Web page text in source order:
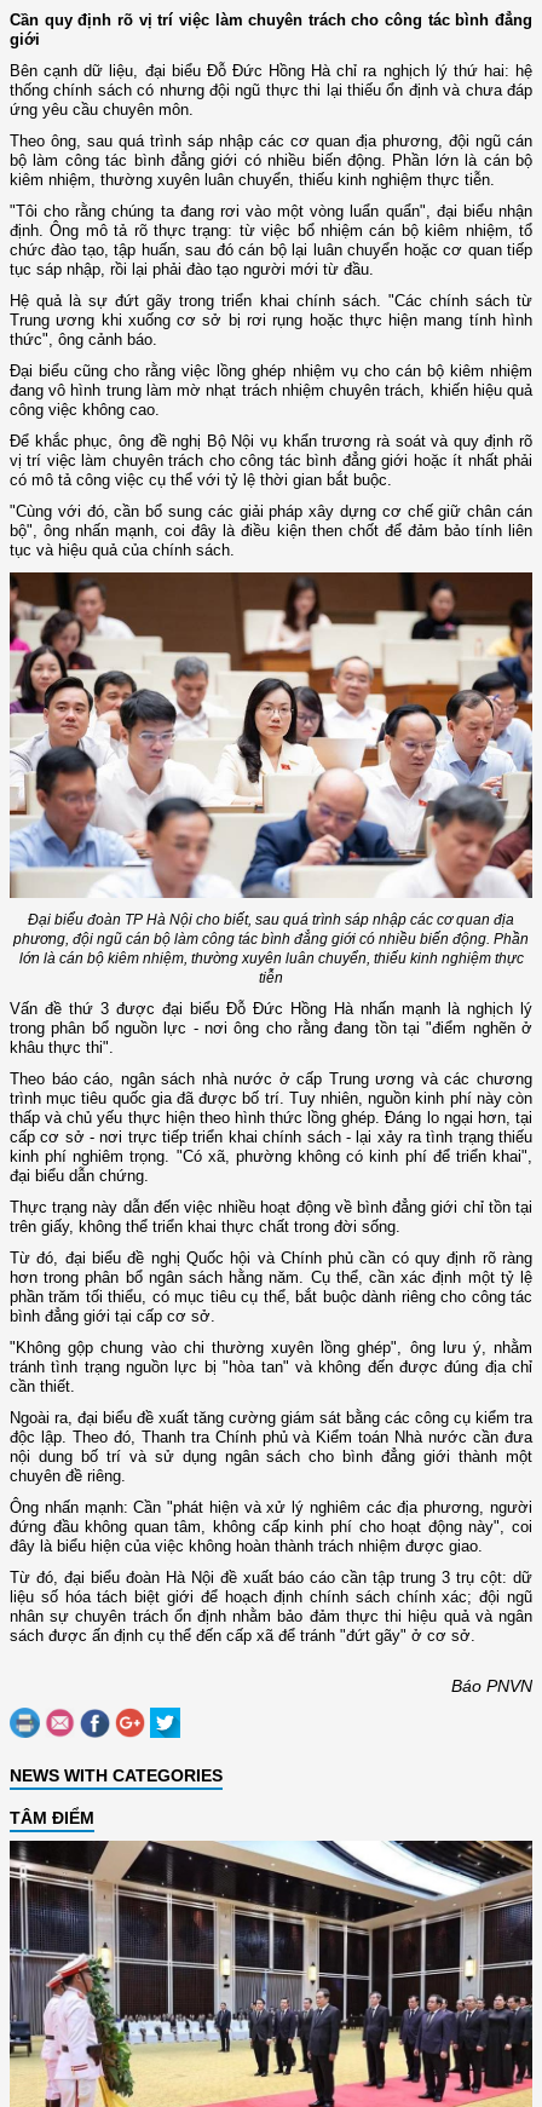
Cần quy định rõ vị trí việc làm chuyên trách cho công tác bình đẳng
giới
Bên cạnh dữ liệu, đại biểu Đỗ Đức Hồng Hà chỉ ra nghịch lý thứ hai: hệ
thống chính sách có nhưng đội ngũ thực thi lại thiếu ổn định và chưa đáp
ứng yêu cầu chuyên môn.
Theo ông, sau quá trình sáp nhập các cơ quan địa phương, đội ngũ cán
bộ làm công tác bình đẳng giới có nhiều biến động. Phần lớn là cán bộ
kiêm nhiệm, thường xuyên luân chuyển, thiếu kinh nghiệm thực tiễn.
"Tôi cho rằng chúng ta đang rơi vào một vòng luẩn quẩn", đại biểu nhận
định. Ông mô tả rõ thực trạng: từ việc bổ nhiệm cán bộ kiêm nhiệm, tổ
chức đào tạo, tập huấn, sau đó cán bộ lại luân chuyển hoặc cơ quan tiếp
tục sáp nhập, rồi lại phải đào tạo người mới từ đầu.
Hệ quả là sự đứt gãy trong triển khai chính sách. "Các chính sách từ
Trung ương khi xuống cơ sở bị rơi rụng hoặc thực hiện mang tính hình
thức", ông cảnh báo.
Đại biểu cũng cho rằng việc lồng ghép nhiệm vụ cho cán bộ kiêm nhiệm
đang vô hình trung làm mờ nhạt trách nhiệm chuyên trách, khiến hiệu quả
công việc không cao.
Để khắc phục, ông đề nghị Bộ Nội vụ khẩn trương rà soát và quy định rõ
vị trí việc làm chuyên trách cho công tác bình đẳng giới hoặc ít nhất phải
có mô tả công việc cụ thể với tỷ lệ thời gian bắt buộc.
"Cùng với đó, cần bổ sung các giải pháp xây dựng cơ chế giữ chân cán
bộ", ông nhấn mạnh, coi đây là điều kiện then chốt để đảm bảo tính liên
tục và hiệu quả của chính sách.
Đại biểu đoàn TP Hà Nội cho biết, sau quá trình sáp nhập các cơ quan địa
phương, đội ngũ cán bộ làm công tác bình đẳng giới có nhiều biến động. Phần
lớn là cán bộ kiêm nhiệm, thường xuyên luân chuyển, thiếu kinh nghiệm thực
tiễn
Vấn đề thứ 3 được đại biểu Đỗ Đức Hồng Hà nhấn mạnh là nghịch lý
trong phân bổ nguồn lực - nơi ông cho rằng đang tồn tại "điểm nghẽn ở
khâu thực thi".
Theo báo cáo, ngân sách nhà nước ở cấp Trung ương và các chương
trình mục tiêu quốc gia đã được bố trí. Tuy nhiên, nguồn kinh phí này còn
thấp và chủ yếu thực hiện theo hình thức lồng ghép. Đáng lo ngại hơn, tại
cấp cơ sở - nơi trực tiếp triển khai chính sách - lại xảy ra tình trạng thiếu
kinh phí nghiêm trọng. "Có xã, phường không có kinh phí để triển khai",
đại biểu dẫn chứng.
Thực trạng này dẫn đến việc nhiều hoạt động về bình đẳng giới chỉ tồn tại
trên giấy, không thể triển khai thực chất trong đời sống.
Từ đó, đại biểu đề nghị Quốc hội và Chính phủ cần có quy định rõ ràng
hơn trong phân bổ ngân sách hằng năm. Cụ thể, cần xác định một tỷ lệ
phần trăm tối thiểu, có mục tiêu cụ thể, bắt buộc dành riêng cho công tác
bình đẳng giới tại cấp cơ sở.
"Không gộp chung vào chi thường xuyên lồng ghép", ông lưu ý, nhằm
tránh tình trạng nguồn lực bị "hòa tan" và không đến được đúng địa chỉ
cần thiết.
Ngoài ra, đại biểu đề xuất tăng cường giám sát bằng các công cụ kiểm tra
độc lập. Theo đó, Thanh tra Chính phủ và Kiểm toán Nhà nước cần đưa
nội dung bố trí và sử dụng ngân sách cho bình đẳng giới thành một
chuyên đề riêng.
Ông nhấn mạnh: Cần "phát hiện và xử lý nghiêm các địa phương, người
đứng đầu không quan tâm, không cấp kinh phí cho hoạt động này", coi
đây là biểu hiện của việc không hoàn thành trách nhiệm được giao.
Từ đó, đại biểu đoàn Hà Nội đề xuất báo cáo cần tập trung 3 trụ cột: dữ
liệu số hóa tách biệt giới để hoạch định chính sách chính xác; đội ngũ
nhân sự chuyên trách ổn định nhằm bảo đảm thực thi hiệu quả và ngân
sách được ấn định cụ thể đến cấp xã để tránh "đứt gãy" ở cơ sở.
Báo PNVN
NEWS WITH CATEGORIES
TÂM ĐIỂM